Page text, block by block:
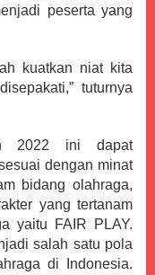
peserta yang
kuatkan niat kita
tuturnya
2022 ini dapat
dengan minat
bidang olahraga,
yang tertanam
yaitu FAIR PLAY.
salah satu pola
di Indonesia.